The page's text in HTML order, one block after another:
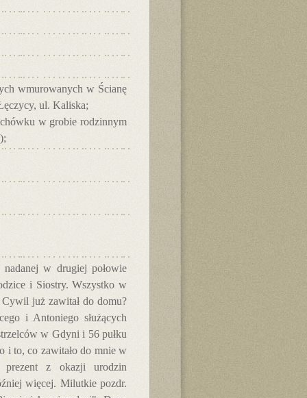
wmurowanych w Ścianę
ul. Kaliska;
w grobie rodzinnym
w drugiej połowie
i Siostry. Wszystko w
już zawitał do domu?
i Antoniego służących
w Gdyni i 56 pułku
i to, co zawitało do mnie w
z okazji urodzin
więcej. Milutkie pozdr.